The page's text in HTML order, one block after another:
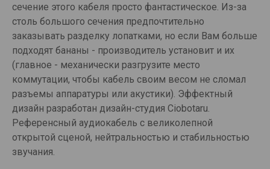
сечение этого кабеля просто фантастическое. Из-за
столь большого сечения предпочтительно
заказывать разделку лопатками, но если Вам больше
подходят бананы - производитель установит и их
(главное - механически разгрузите место
коммутации, чтобы кабель своим весом не сломал
разъемы аппаратуры или акустики). Эффектный
дизайн разработан дизайн-студия Ciobotaru.
Референсный аудиокабель с великолепной
открытой сценой, нейтральностью и стабильностью
звучания.